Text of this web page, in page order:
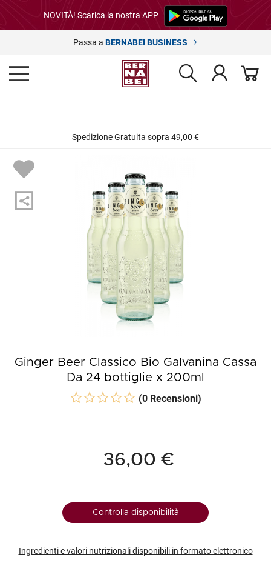
NOVITÀ! Scarica la nostra APP
Passa a BERNABEI BUSINESS
Spedizione Gratuita sopra 49,00 €
Ginger Beer Classico Bio Galvanina Cassa
Da 24 bottiglie x 200ml
(0 Recensioni)
36,00 €
Controlla disponibilità
Ingredienti e valori nutrizionali disponibili in formato elettronico